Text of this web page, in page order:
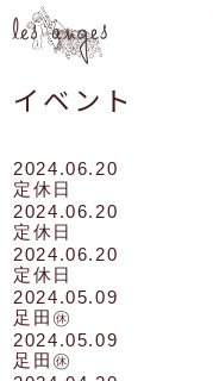
イベント
2024.06.20
定休日
2024.06.20
定休日
2024.06.20
定休日
2024.05.09
足田㊡
2024.05.09
足田㊡